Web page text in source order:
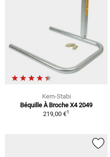
Kern-Stabi
Béquille À Broche X4 2049
219,00 €1